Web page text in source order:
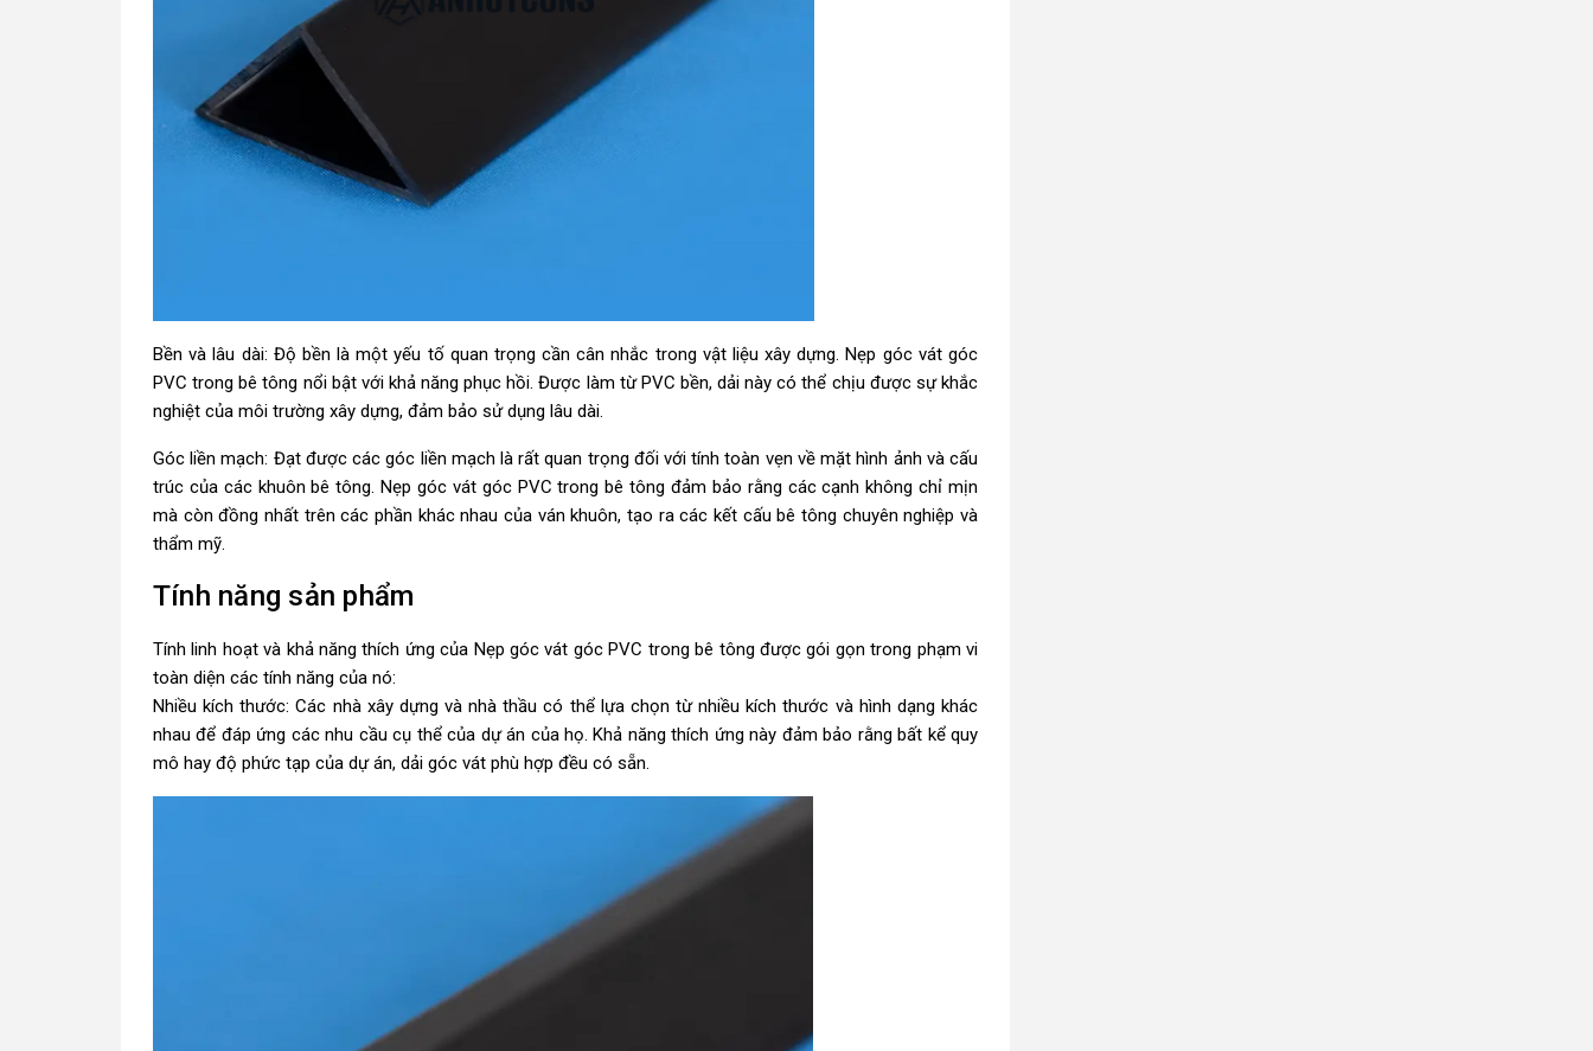
Bền và lâu dài: Độ bền là một yếu tố quan trọng cần cân nhắc trong vật liệu xây dựng. Nẹp góc vát góc
PVC trong bê tông nổi bật với khả năng phục hồi. Được làm từ PVC bền, dải này có thể chịu được sự khắc
nghiệt của môi trường xây dựng, đảm bảo sử dụng lâu dài.
Góc liền mạch: Đạt được các góc liền mạch là rất quan trọng đối với tính toàn vẹn về mặt hình ảnh và cấu
trúc của các khuôn bê tông. Nẹp góc vát góc PVC trong bê tông đảm bảo rằng các cạnh không chỉ mịn
mà còn đồng nhất trên các phần khác nhau của ván khuôn, tạo ra các kết cấu bê tông chuyên nghiệp và
thẩm mỹ.
Tính năng sản phẩm
Tính linh hoạt và khả năng thích ứng của Nẹp góc vát góc PVC trong bê tông được gói gọn trong phạm vi
toàn diện các tính năng của nó:
Nhiều kích thước: Các nhà xây dựng và nhà thầu có thể lựa chọn từ nhiều kích thước và hình dạng khác
nhau để đáp ứng các nhu cầu cụ thể của dự án của họ. Khả năng thích ứng này đảm bảo rằng bất kể quy
mô hay độ phức tạp của dự án, dải góc vát phù hợp đều có sẵn.